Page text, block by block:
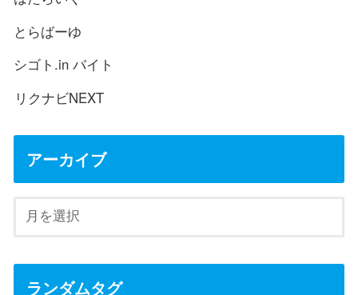
とらばーゆ
シゴト.in バイト
リクナビNEXT
アーカイブ
ランダムタグ